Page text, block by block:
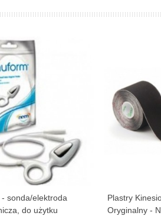
sonda/elektroda
do użytku
Plastry
Oryginalny -